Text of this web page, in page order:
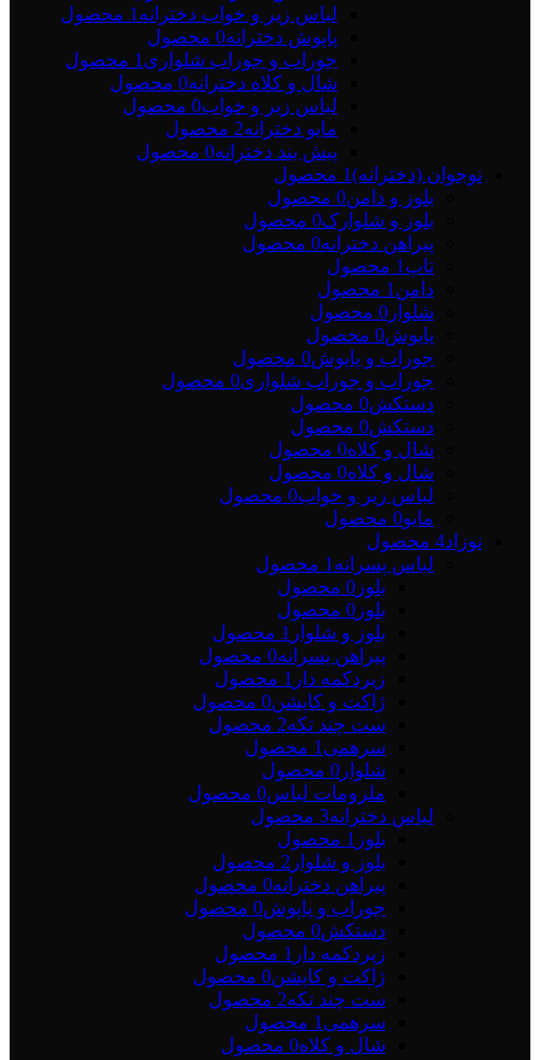
لباس زیر و خواب دخترانه 1 محصول
پاپوش دخترانه0 محصول
جوراب و جوراب شلواری 1 محصول
شال و کلاه دخترانه0 محصول
لباس زیر و خواب0 محصول
مایو دخترانه2 محصول
پیش بند دخترانه0 محصول
نوجوان (دخترانه)1 محصول
بلوز و دامن0 محصول
بلوز و شلوارک0 محصول
پیراهن دخترانه0 محصول
تاپ 1 محصول
دامن 1 محصول
شلوار 0 محصول
پاپوش0 محصول
جوراب و پاپوش0 محصول
جوراب و جوراب شلواری0 محصول
دستکش0 محصول
دستکش0 محصول
شال و کلاه0 محصول
شال و کلاه0 محصول
لباس زیر و خواب0 محصول
مایو0 محصول
نوزاد4 محصول
لباس پسرانه 1 محصول
بلوز 0 محصول
بلوز 0 محصول
بلوز و شلوار 1 محصول
پیراهن پسرانه0 محصول
زیردکمه دار 1 محصول
ژاکت و کاپشن0 محصول
ست چند تکه2 محصول
سرهمی 1 محصول
شلوار 0 محصول
ملزومات لباس0 محصول
لباس دخترانه3 محصول
بلوز 1 محصول
بلوز و شلوار 2 محصول
پیراهن دخترانه0 محصول
جوراب و پاپوش0 محصول
دستکش0 محصول
زیردکمه دار 1 محصول
ژاکت و کاپشن0 محصول
ست چند تکه2 محصول
سرهمی 1 محصول
شال و کلاه0 محصول